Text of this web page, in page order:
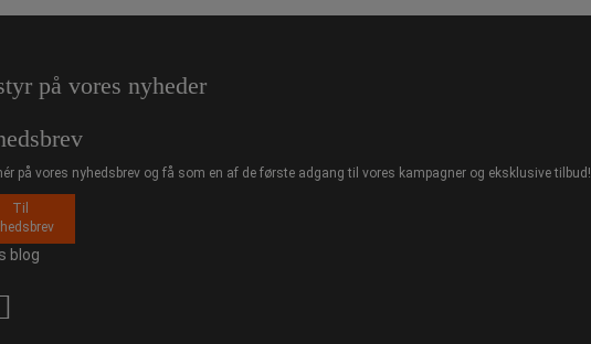
på vores nyheder
på vores nyhedsbrev og få som en af de første adgang til vores kampagner og eksklusive tilbud!
Til
blog